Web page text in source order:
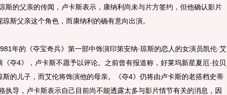
斯的父亲的传闻，卢卡斯表示，康纳利尚未与片方签约，但他确认影片
斯父亲这个角色，而康纳利的确有意向出演。
年的《夺宝奇兵》第一部中饰演印第安纳·琼斯的恋人的女演员凯伦·艾
《夺4》，卢卡斯不愿予以评论。之前曾有报道称，好莱坞新星夏厄·拉贝
斯的儿子，而艾伦将饰演他的母亲。《夺4》仍将由卢卡斯的老搭档史蒂
执导，卢卡斯表示自己目前尚不能透露太多与影片情节有关的消息，因